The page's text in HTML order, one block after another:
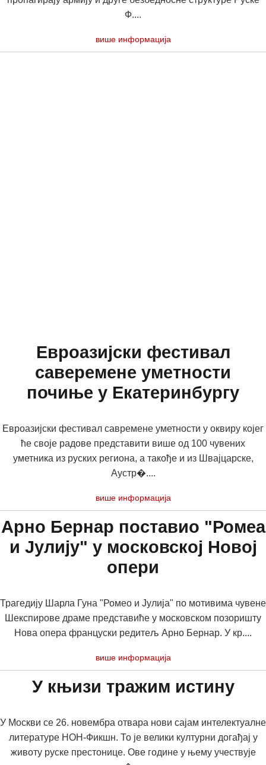
Ф....
више информација
Евроазијски фестивал
саверемене уметности
почиње у Екатеринбургу
Евроазијски фестивал савремене уметности у оквиру којег
ће своје радове представити више од 100 чувених
уметника из руских региона, а такође и из Швајцарске,
Аустр�....
више информација
Арно Бернар поставио "Ромеа
и Јулију" у московској Новој
опери
Трагедију Шарла Гуна "Ромео и Јулија" по мотивима чувене
Шекспирове драме представиће у московском позоришту
Нова опера француски редитељ Арно Бернар. У кр....
више информација
У књизи тражим истину
У Москви се 26. новембра отвара нови сајам интелектуалне
литературе НОН-Фикшн. То је велики културни догађај у
животу руске престонице. Ове године у њему учествује